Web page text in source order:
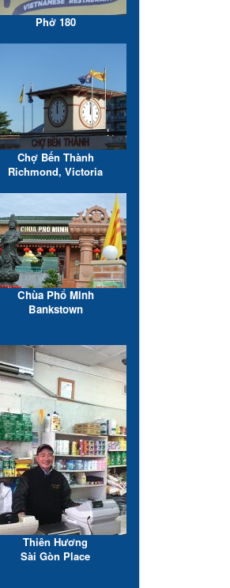
Phở 180
Chợ Bến Thành
Richmond, Victoria
Chùa Phổ Minh
Bankstown
Thiên Hương
Sài Gòn Place